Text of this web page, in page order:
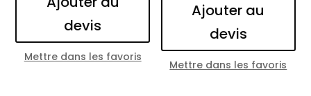
devis
Mettre dans les favoris
Ajouter au
devis
Mettre dans les favoris